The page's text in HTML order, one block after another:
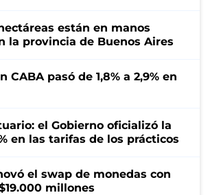
están en manos
la provincia de Buenos Aires
CABA pasó de 1,8% a 2,9% en
el Gobierno oficializó la
en las tarifas de los prácticos
el swap de monedas con
millones